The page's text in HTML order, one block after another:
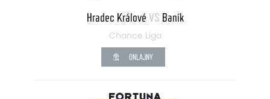
Hradec Králové VS Baník
Chance Liga
ONLAJNY